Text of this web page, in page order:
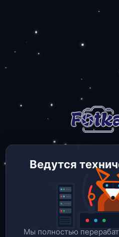
Ведутся
Мы полностью